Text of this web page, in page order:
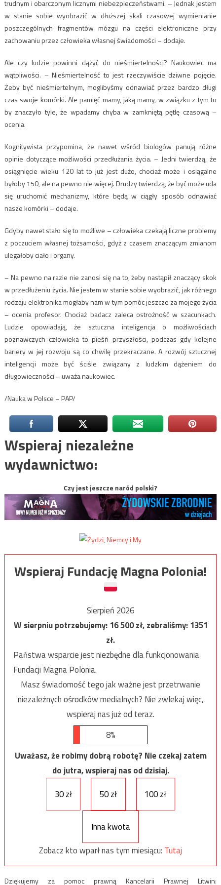
trudnym i obarczonym licznymi niebezpieczeństwami. – Jednak jestem
w stanie sobie wyobrazić w dłuższej skali czasowej wymienianie
poszczególnych fragmentów mózgu na części elektroniczne przy
zachowaniu przez człowieka własnej świadomości – dodaje.
Ale czy ludzie powinni dążyć do nieśmiertelności? Naukowiec ma
wątpliwości. – Nieśmiertelność to jest rzeczywiście dziwne pojęcie.
Żeby być nieśmiertelnym, moglibyśmy odnawiać przez bardzo długi
czas swoje komórki. Ale pamięć mamy, jaką mamy, w związku z tym to
by znaczyło tyle, że wpadamy chyba w zamkniętą pętlę czasową –
ocenia.
Kognitywista przypomina, że nawet wśród biologów panują różne
opinie dotyczące możliwości przedłużania życia. – Jedni twierdzą, że
osiągnięcie wieku 120 lat to już jest dużo, chociaż może i osiągalne
byłoby 150, ale na pewno nie więcej. Drudzy twierdzą, że być może uda
się uruchomić mechanizmy, które będą w ciągły sposób odnawiać
nasze komórki – dodaje.
Gdyby nawet stało się to możliwe – człowieka czekają liczne problemy
z poczuciem własnej tożsamości, gdyż z czasem znaczącym zmianom
ulegałoby ciało i organy.
– Na pewno na razie nie zanosi się na to, żeby nastąpił znaczący skok
w przedłużeniu życia. Nie jestem w stanie sobie wyobrazić, jak różnego
rodzaju elektronika mogłaby nam w tym pomóc jeszcze za mojego życia
– ocenia profesor. Chociaż badacz zaleca ostrożność w szacunkach.
Ludzie opowiadają, że sztuczna inteligencja o możliwościach
poznawczych człowieka to pieśń przyszłości, podczas gdy kolejne
bariery w jej rozwoju są co chwilę przekraczane. A rozwój sztucznej
inteligencji może być ściśle związany z ludzkim dążeniem do
długowieczności – uważa naukowiec.
/Nauka w Polsce – PAP/
Wspieraj niezależne
wydawnictwo:
Czy jest jeszcze naród polski?
Wspieraj Fundację Magna Polonia!
Sierpień 2026
W sierpniu potrzebujemy:16 500zł, zebraliśmy:1351
zł.
Państwa wsparcie jest niezbędne dla funkcjonowania
Fundacji Magna Polonia.
Masz świadomość tego jak ważne jest przetrwanie
niezależnych ośrodków medialnych? Nie zwlekaj więc,
wspieraj nas już od teraz.
8%
Uważasz, że robimy dobrą robotę? Nie czekaj zatem
do jutra, wspieraj nas od dzisiaj.
30 zł
50 zł 100 zł
Inna kwota
Zobacz kto wparł nas tym miesiącu: Tutaj
Dziękujemy za pomoc prawną Kancelarii Prawnej Litwin: